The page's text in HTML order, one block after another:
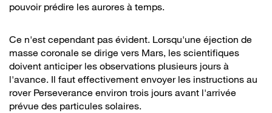
pouvoir prédire les aurores à temps.
Ce n'est cependant pas évident. Lorsqu'une éjection de
masse coronale se dirige vers Mars, les scientifiques
doivent anticiper les observations plusieurs jours à
l'avance. Il faut effectivement envoyer les instructions au
rover Perseverance environ trois jours avant l'arrivée
prévue des particules solaires.